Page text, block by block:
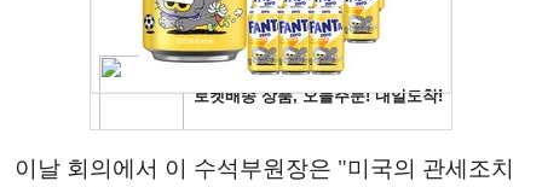
이날 회의에서 이 수석부원장은 "미국의 관세조치